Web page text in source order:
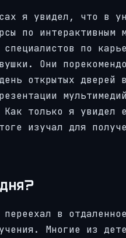
я увидел, что в
по интерактивным
по
Они
открытых дверей
Как только я
изучал для
в
Многие из